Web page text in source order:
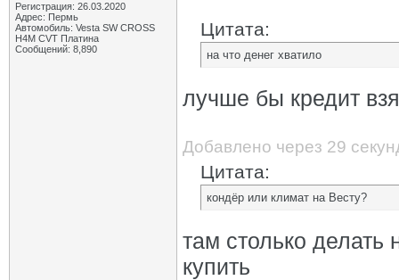
Регистрация: 26.03.2020
Адрес: Пермь
Автомобиль: Vesta SW CROSS
H4M CVT Платина
Сообщений: 8,890
Цитата:
на что денег хватило
лучше бы кредит
Добавлено через 29
Цитата:
кондёр или климат на Весту?
там столько
купить